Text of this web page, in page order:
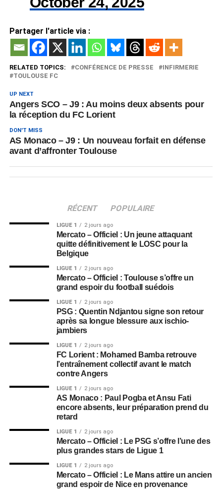
Partager l'article via :
RELATED TOPICS: CONFÉRENCE DE PRESSE
INFIRMERIE
TOULOUSE FC
UP NEXT
Angers SCO – J9 : Au moins deux absents pour
la réception du FC Lorient
DON'T MISS
AS Monaco – J9 : Un nouveau forfait en défense
avant d’affronter Toulouse
RÉCENT POPULAIRE
LIGUE 1 2 jours ago
Mercato – Officiel : Un jeune attaquant
quitte définitivement le LOSC pour la
Belgique
LIGUE 1 2 jours ago
Mercato – Officiel : Toulouse s’offre un
grand espoir du football suédois
LIGUE 1 2 jours ago
PSG : Quentin Ndjantou signe son retour
après sa longue blessure aux ischio-
jambiers
LIGUE 1 2 jours ago
FC Lorient : Mohamed Bamba retrouve
l’entraînement collectif avant le match
contre Angers
LIGUE 1 2 jours ago
AS Monaco : Paul Pogba et Ansu Fati
encore absents, leur préparation prend du
retard
LIGUE 1 2 jours ago
Mercato – Officiel : Le PSG s’offre l’une des
plus grandes stars de Ligue 1
LIGUE 1 2 jours ago
Mercato – Officiel : Le Mans attire un ancien
grand espoir de Nice en provenance